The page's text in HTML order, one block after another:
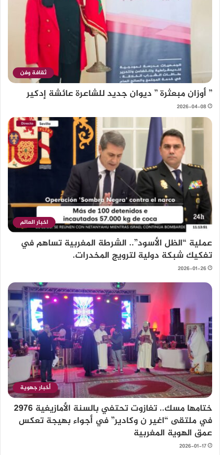
ثقافة وفن
” أوزان مبعثرة ” ديوان جديد للشاعرة عائشة إدكير
2026-04-08
اخبار العالم
عملية “الظل الأسود”.. الشرطة المغربية تساهم في
تفكيك شبكة دولية لترويج المخدرات.
2026-01-26
أخبار جهوية
ختامها مسك.. تغازوت تحتفي بالسنة الأمازيغية 2976
في ملتقى “اغير ن وكادير” في أجواء بهيجة تعكس
عمق الهوية المغربية
2026-01-17